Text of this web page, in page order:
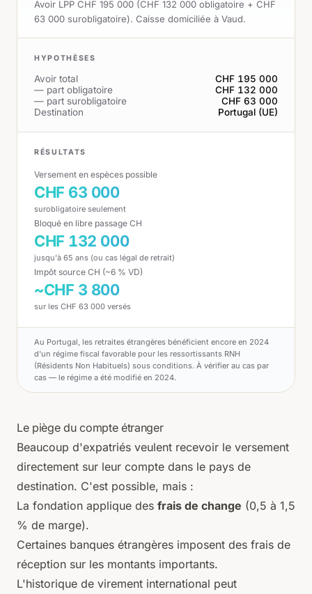
Avoir LPP CHF 195 000 (CHF 132 000 obligatoire + CHF
63 000 surobligatoire). Caisse domiciliée à Vaud.
HYPOTHÈSES
Avoir total
CHF 195 000
— part obligatoire
CHF 132 000
— part surobligatoire
CHF 63 000
Destination
Portugal (UE)
RÉSULTATS
Versement en espèces possible
CHF 63 000
surobligatoire seulement
Bloqué en libre passage CH
CHF 132 000
jusqu'à 65 ans (ou cas légal de retrait)
Impôt source CH (~6 % VD)
~CHF 3 800
sur les CHF 63 000 versés
Au Portugal, les retraites étrangères bénéficient encore en 2024
d'un régime fiscal favorable pour les ressortissants RNH
(Résidents Non Habituels) sous conditions. À vérifier au cas par
cas — le régime a été modifié en 2024.
Le piège du compte étranger
Beaucoup d'expatriés veulent recevoir le versement
directement sur leur compte dans le pays de
destination. C'est possible, mais :
La fondation applique des frais de change (0,5 à 1,5
% de marge).
Certaines banques étrangères imposent des frais de
réception sur les montants importants.
L'historique de virement international peut